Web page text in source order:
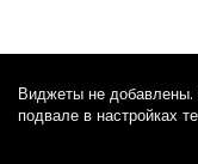
Виджеты не
подвале в настройках